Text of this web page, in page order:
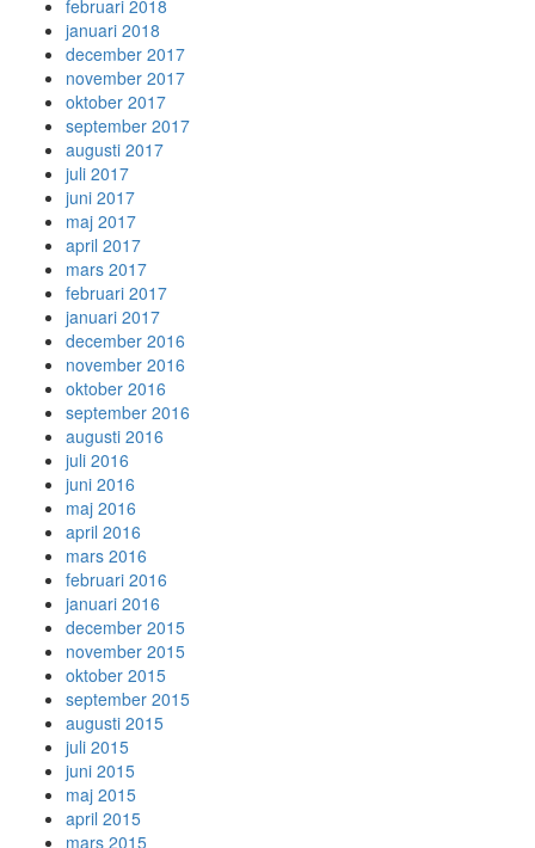
februari 2018
januari 2018
december 2017
november 2017
oktober 2017
september 2017
augusti 2017
juli 2017
juni 2017
maj 2017
april 2017
mars 2017
februari 2017
januari 2017
december 2016
november 2016
oktober 2016
september 2016
augusti 2016
juli 2016
juni 2016
maj 2016
april 2016
mars 2016
februari 2016
januari 2016
december 2015
november 2015
oktober 2015
september 2015
augusti 2015
juli 2015
juni 2015
maj 2015
april 2015
mars 2015